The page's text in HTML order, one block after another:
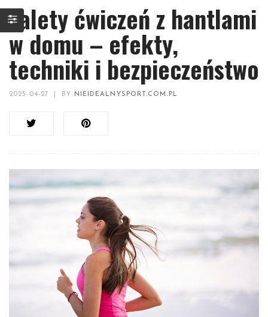
Zalety ćwiczeń z hantlami
w domu – efekty,
techniki i bezpieczeństwo
2025-04-27 BY NIEIDEALNYSPORT.COM.PL